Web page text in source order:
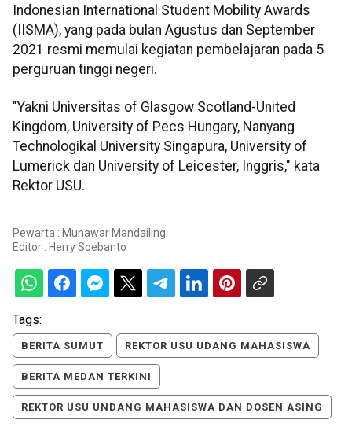
Indonesian International Student Mobility Awards
(IISMA), yang pada bulan Agustus dan September
2021 resmi memulai kegiatan pembelajaran pada 5
perguruan tinggi negeri.
"Yakni Universitas of Glasgow Scotland-United
Kingdom, University of Pecs Hungary, Nanyang
Technologikal University Singapura, University of
Lumerick dan University of Leicester, Inggris," kata
Rektor USU.
Pewarta : Munawar Mandailing
Editor : Herry Soebanto
Tags:
BERITA SUMUT REKTOR USU UDANG MAHASISWA
BERITA MEDAN TERKINI
REKTOR USU UNDANG MAHASISWA DAN DOSEN ASING